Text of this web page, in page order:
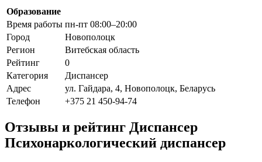
Образование
Время работы пн-пт 08:00–20:00
Город
Новополоцк
Регион
Витебская область
Рейтинг
0
Категория
Диспансер
Адрес
ул. Гайдара, 4, Новополоцк, Беларусь
Телефон
+375 21 450-94-74
Отзывы и рейтинг Диспансер
Психонаркологический диспансер